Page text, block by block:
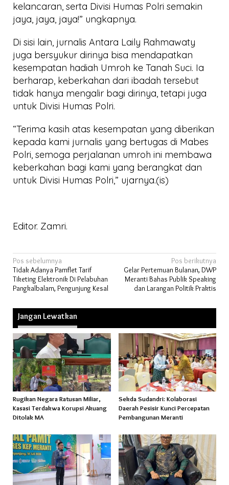
kelancaran, serta Divisi Humas Polri semakin
jaya, jaya, jaya!” ungkapnya.
Di sisi lain, jurnalis Antara Laily Rahmawaty
juga bersyukur dirinya bisa mendapatkan
kesempatan hadiah Umroh ke Tanah Suci. Ia
berharap, keberkahan dari ibadah tersebut
tidak hanya mengalir bagi dirinya, tetapi juga
untuk Divisi Humas Polri.
“Terima kasih atas kesempatan yang diberikan
kepada kami jurnalis yang bertugas di Mabes
Polri, semoga perjalanan umroh ini membawa
keberkahan bagi kami yang berangkat dan
untuk Divisi Humas Polri,” ujarnya.(is)
Editor. Zamri.
Navigasi
pos
Pos sebelumnya
Tidak Adanya Pamflet Tarif
Tiketing Elektronik Di Pelabuhan
Pangkalbalam, Pengunjung Kesal
Pos berikutnya
Gelar Pertemuan Bulanan, DWP
Meranti Bahas Publik Speaking
dan Larangan Politik Praktis
Jangan Lewatkan
Rugikan Negara Ratusan Miliar,
Kasasi Terdakwa Korupsi Akuang
Ditolak MA
Sekda Sudandri: Kolaborasi
Daerah Pesisir Kunci Percepatan
Pembangunan Meranti